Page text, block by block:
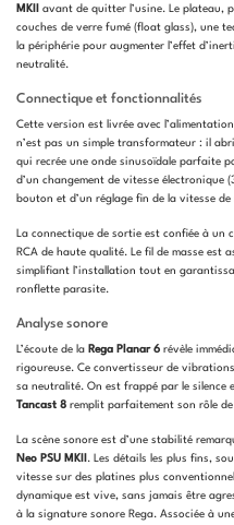
MKII
avant de quitter l’usine. Le plateau,
couches de verre fumé (float glass), une
la périphérie pour augmenter l’effet
neutralité.
Connectique et fonctionnalités
Cette version est livrée avec
n’est pas un simple transformateur : il
qui recrée une onde sinusoïdale parfaite
d’un changement de vitesse
bouton et d’un réglage fin de la vitesse
La connectique de sortie est confiée à un
RCA de haute qualité. Le fil de masse est
simplifiant l’installation tout en
ronflette parasite.
Analyse sonore
L’écoute de la Rega Planar 6 révèle
rigoureuse. Ce convertisseur de
sa neutralité. On est frappé par le silence
Tancast 8 remplit parfaitement son rôle
La scène sonore est d’une stabilité
Neo PSU MKII . Les détails les plus fins,
vitesse sur des platines plus
dynamique est vive, sans jamais être
à la signature sonore Rega. Associée à